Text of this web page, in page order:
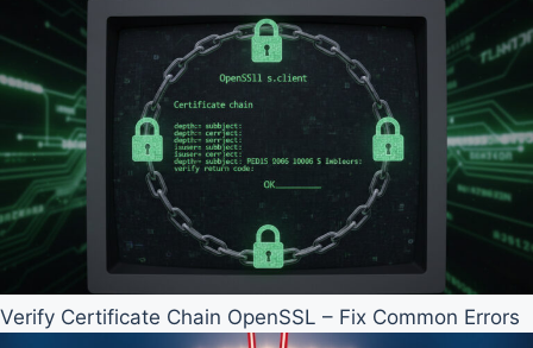
Verify Certificate Chain OpenSSL – Fix Common Errors